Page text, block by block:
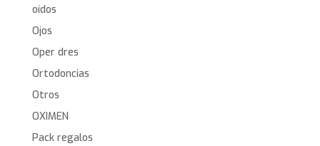
oídos
Ojos
Oper dres
Ortodoncias
Otros
OXIMEN
Pack regalos